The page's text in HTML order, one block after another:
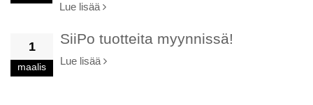
Lue lisää
1
maalis
SiiPo tuotteita myynnissä!
Lue lisää